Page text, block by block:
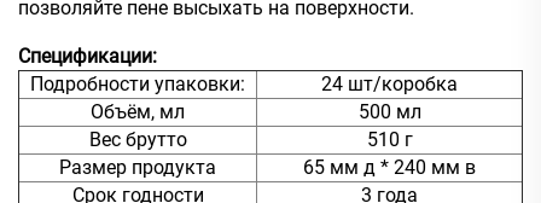
позволяйте пене высыхать на поверхности.
Спецификации:
Подробности упаковки:
24 шт/коробка
Объём, мл
500 мл
Вес брутто
510 г
Размер продукта
65 мм д * 240 мм в
Срок годности
3 года